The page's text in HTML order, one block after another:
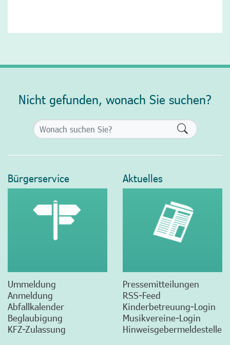
Nicht gefunden, wonach Sie suchen?
Bürgerservice
Ummeldung
Anmeldung
Abfallkalender
Beglaubigung
KFZ-Zulassung
Aktuelles
Pressemitteilungen
RSS-Feed
Kinderbetreuung-Login
Musikvereine-Login
Hinweisgebermeldestelle